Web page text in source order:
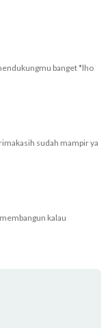
banget *lho
sudah mampir ya
kalau